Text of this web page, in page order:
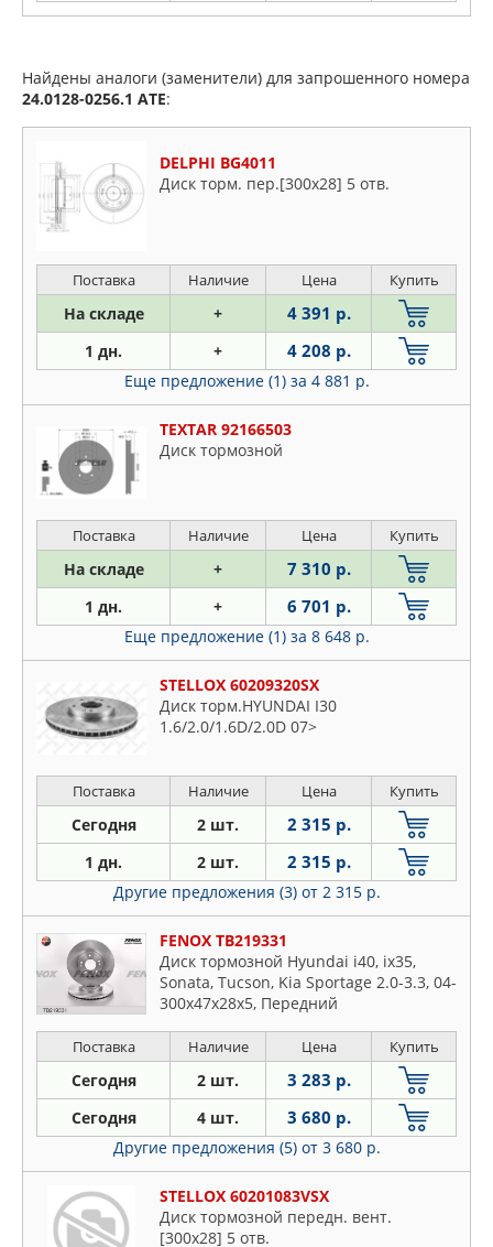
Найдены аналоги (заменители) для запрошенного номера
24.0128-0256.1 ATE:
DELPHI BG4011
Диск торм. пер.[300x28] 5 отв.
Поставка Наличие Цена Купить
На складе + 4 391 р.
1 дн. + 4 208 р.
Еще предложение (1) за 4 881 р.
TEXTAR 92166503
Диск тормозной
Поставка Наличие Цена Купить
На складе + 7 310 р.
1 дн. + 6 701 р.
Еще предложение (1) за 8 648 р.
STELLOX 60209320SX
Диск торм.HYUNDAI I30
1.6/2.0/1.6D/2.0D 07>
Поставка Наличие Цена Купить
Сегодня 2 шт. 2 315 р.
1 дн. 2 шт. 2 315 р.
Другие предложения (3) от 2 315 р.
FENOX TB219331
Диск тормозной Hyundai i40, ix35,
Sonata, Tucson, Kia Sportage 2.0-3.3, 04-
300x47x28x5, Передний
Поставка Наличие Цена Купить
Сегодня 2 шт. 3 283 р.
Сегодня 4 шт. 3 680 р.
Другие предложения (5) от 3 680 р.
STELLOX 60201083VSX
Диск тормозной передн. вент.
[300x28] 5 отв.